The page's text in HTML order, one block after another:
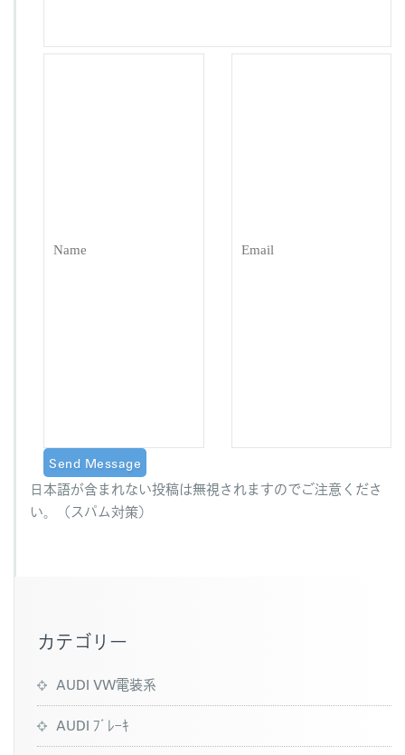
日本語が含まれない投稿は無視されますのでご注意くださ
い。（スパム対策）
カテゴリー
AUDI VW電装系
AUDI ﾌﾞﾚｰｷ